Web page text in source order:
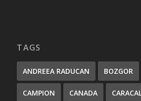
TAGS
ANDREEA RADUCAN BOZGOR
CAMPION CANADA